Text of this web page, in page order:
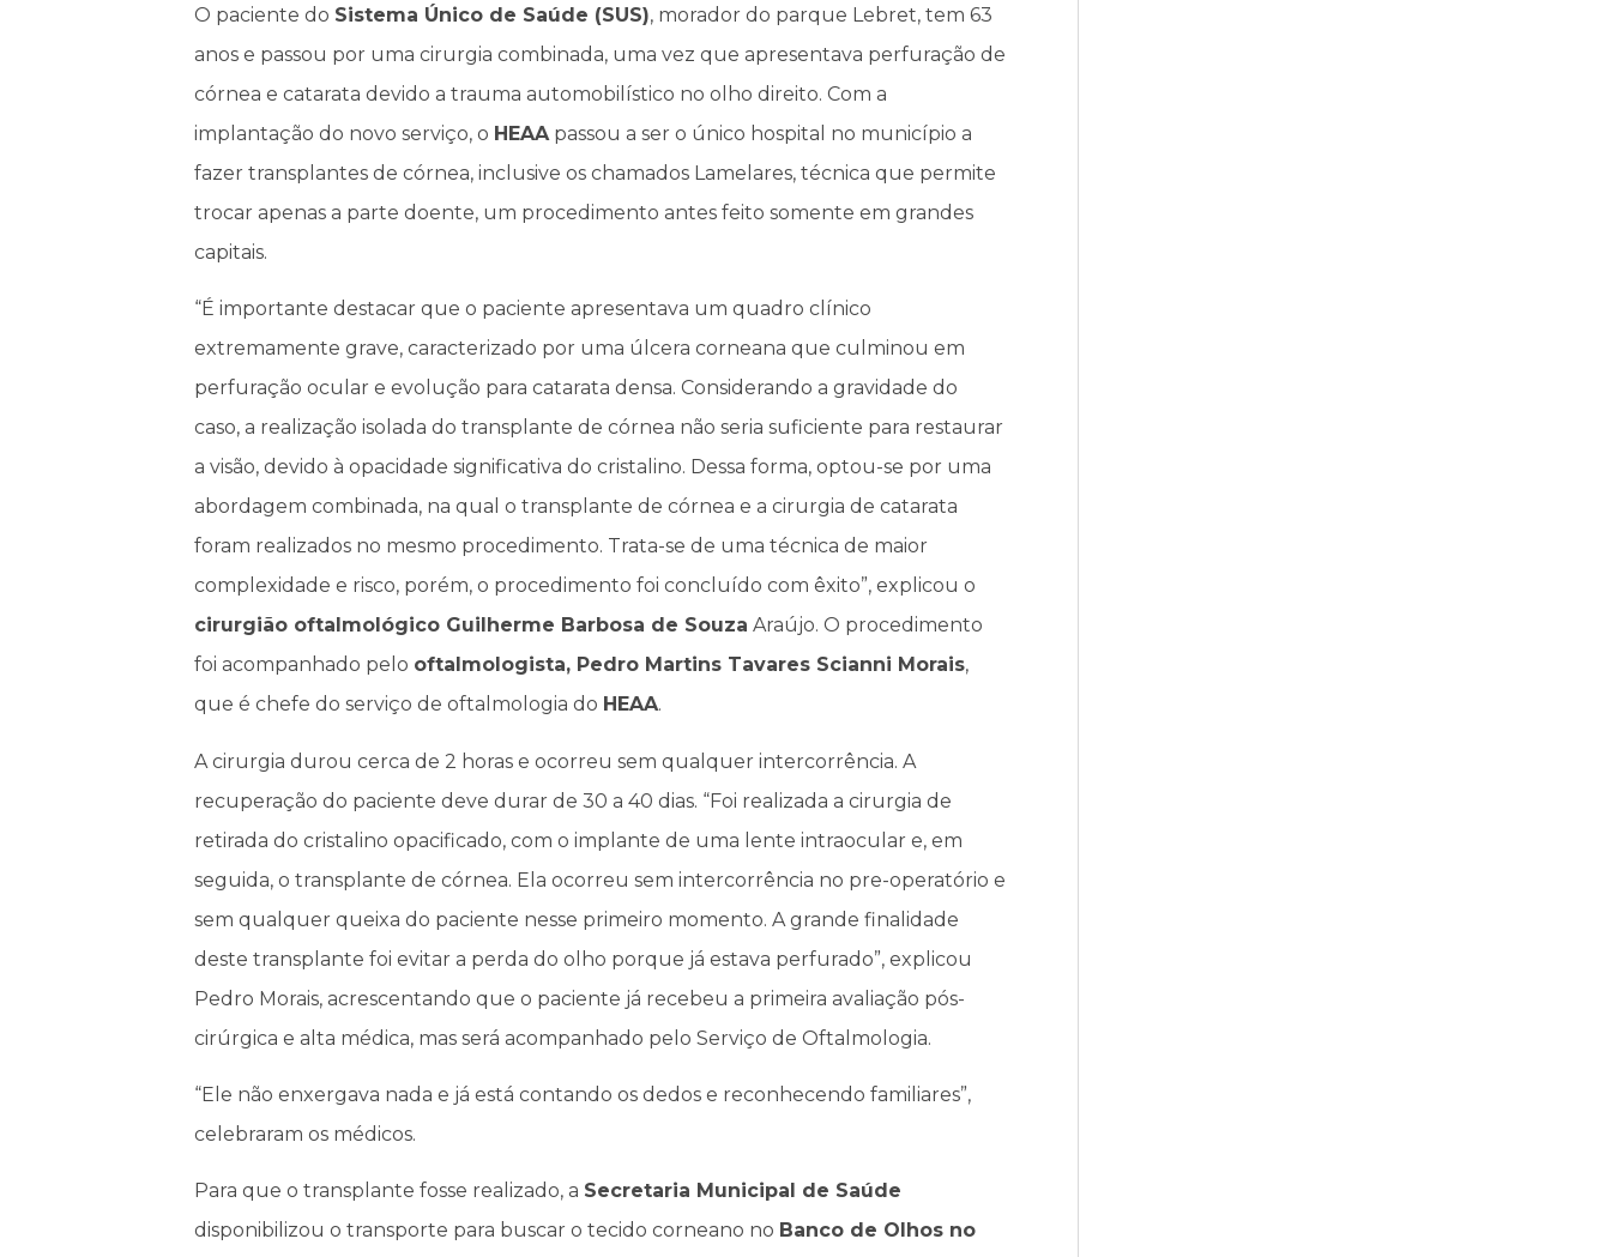
O paciente do Sistema Único de Saúde (SUS), morador do parque Lebret, tem 63
anos e passou por uma cirurgia combinada, uma vez que apresentava perfuração de
córnea e catarata devido a trauma automobilístico no olho direito. Com a
implantação do novo serviço, o HEAApassou a ser o único hospital no município a
fazer transplantes de córnea, inclusive os chamados Lamelares, técnica que permite
trocar apenas a parte doente, um procedimento antes feito somente em grandes
capitais.
“É importante destacar que o paciente apresentava um quadro clínico
extremamente grave, caracterizado por uma úlcera corneana que culminou em
perfuração ocular e evolução para catarata densa. Considerando a gravidade do
caso, a realização isolada do transplante de córnea não seria suficiente para restaurar
a visão, devido à opacidade significativa do cristalino. Dessa forma, optou-se por uma
abordagem combinada, na qual o transplante de córnea e a cirurgia de catarata
foram realizados no mesmo procedimento. Trata-se de uma técnica de maior
complexidade e risco, porém, o procedimento foi concluído com êxito”, explicou o
cirurgião oftalmológico Guilherme Barbosa de Souza Araújo. O procedimento
foi acompanhado pelo oftalmologista, Pedro Martins Tavares Scianni Morais,
que é chefe do serviço de oftalmologia do HEAA.
A cirurgia durou cerca de 2 horas e ocorreu sem qualquer intercorrência. A
recuperação do paciente deve durar de 30 a 40 dias. “Foi realizada a cirurgia de
retirada do cristalino opacificado, com o implante de uma lente intraocular e, em
seguida, o transplante de córnea. Ela ocorreu sem intercorrência no pre-operatório e
sem qualquer queixa do paciente nesse primeiro momento. A grande finalidade
deste transplante foi evitar a perda do olho porque já estava perfurado”, explicou
Pedro Morais, acrescentando que o paciente já recebeu a primeira avaliação pós-
cirúrgica e alta médica, mas será acompanhado pelo Serviço de Oftalmologia.
“Ele não enxergava nada e já está contando os dedos e reconhecendo familiares”,
celebraram os médicos.
Para que o transplante fosse realizado, a Secretaria Municipal de Saúde
disponibilizou o transporte para buscar o tecido corneano no Banco de Olhos no